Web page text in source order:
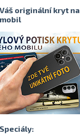
Váš originální kryt na
mobil
Speciály: